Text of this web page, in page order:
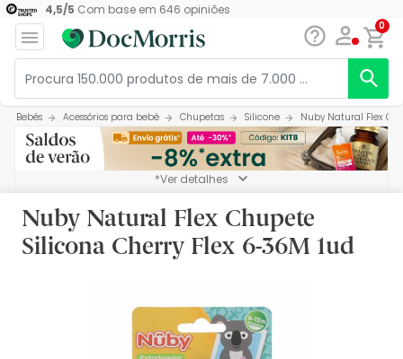
4,5/5 Com base em 646 opiniões
0
Bebés Acessórios para bebé Chupetas Silicone Nuby Natural Flex
*Ver detalhes
Nuby Natural Flex Chupete
Silicona Cherry Flex 6-36M 1ud